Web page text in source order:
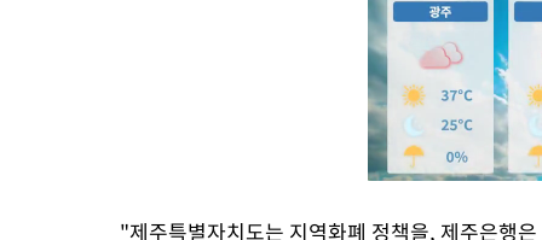
"제주특별자치도는 지역화폐 정책을, 제주은행